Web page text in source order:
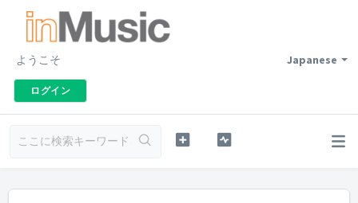
Japanese
ようこそ
ログイン